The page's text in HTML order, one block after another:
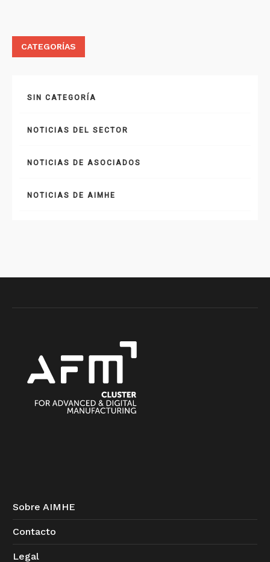
CATEGORÍAS
SIN CATEGORÍA
NOTICIAS DEL SECTOR
NOTICIAS DE ASOCIADOS
NOTICIAS DE AIMHE
Sobre AIMHE
Contacto
Legal